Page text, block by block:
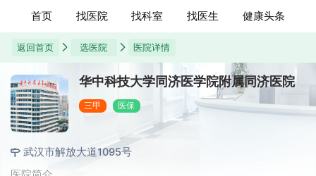
首页 找医院 找科室 找医生 健康头条
返回首页 选医院 医院详情
华中科技大学同济医学院附属同济医院
三甲 医保
武汉市解放大道1095号